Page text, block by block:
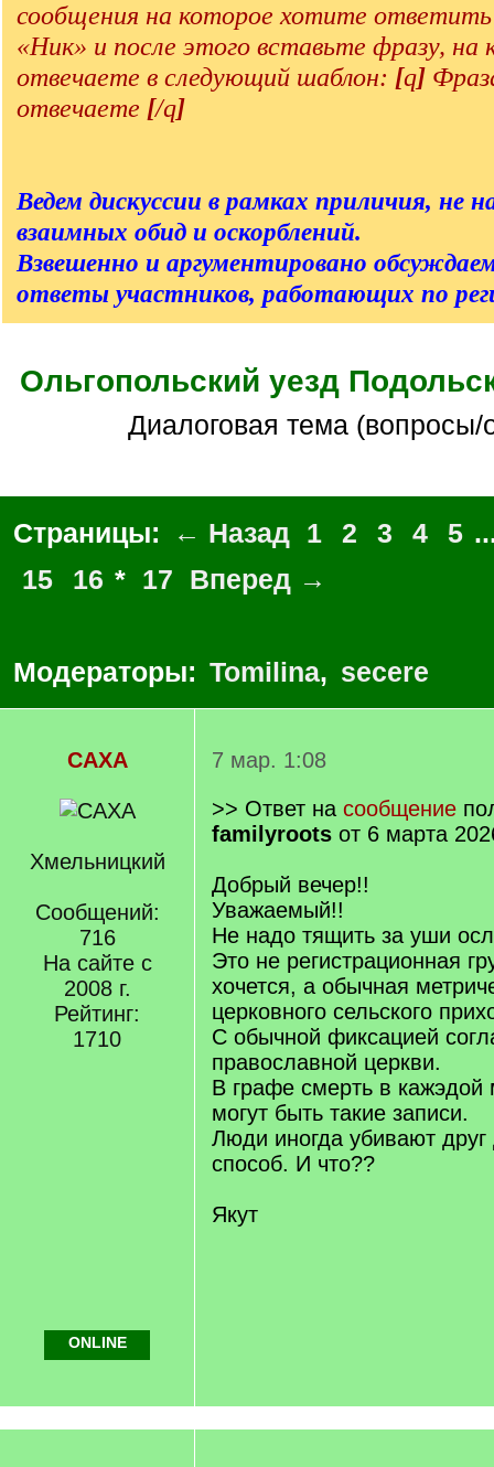
сообщения на которое хотите
«Ник» и после этого вставьте фразу, на
отвечаете в следующий шаблон: [q]
отвечаете [/q]
Ведем дискуссии в рамках приличия, не
взаимных обид и оскорблений.
Взвешенно и аргументировано
ответы участников, работающих по
Ольгопольский уезд
Диалоговая тема (вопросы/
Страницы: ← Назад 1 2 3 4 5
15
16 * 17 Вперед →
Модераторы: Tomilina, secere
САХА
Хмельницкий
Сообщений:
716
На сайте с
2008 г.
Рейтинг:
1710
7 мар. 1:08
>> Ответ на сообщение
familyroots от 6 марта
Добрый вечер!!
Уважаемый!!
Не надо тящить за уши
Это не регистрационная
хочется, а обычная
церковного сельского
С обычной фиксацией
православной церкви.
В графе смерть в кажэдой
могут быть такие записи.
Люди иногда убивают друг
способ. И что??
Якут
ONLINE